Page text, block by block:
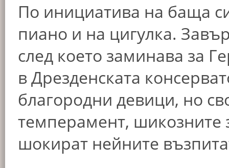
По инициатива на баща
пиано и на цигулка.
след което заминава за
в Дрезденската
благородни девици, но
темперамент, шикозните
шокират нейните